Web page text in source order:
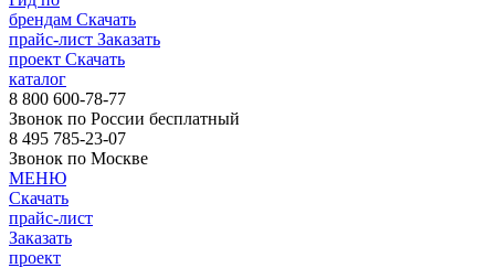
брендам Скачать
прайс-лист Заказать
проект Скачать
каталог
8 800 600-78-77
Звонок по России бесплатный
8 495 785-23-07
Звонок по Москве
МЕНЮ
Скачать
прайс-лист
Заказать
проект